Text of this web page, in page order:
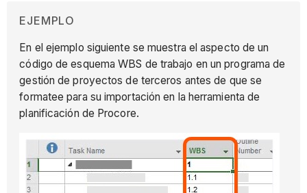
EJEMPLO
En el ejemplo siguiente se muestra el aspecto de un
código de esquema WBS de trabajo en un programa de
gestión de proyectos de terceros antes de que se
formatee para su importación en la herramienta de
planificación de Procore.